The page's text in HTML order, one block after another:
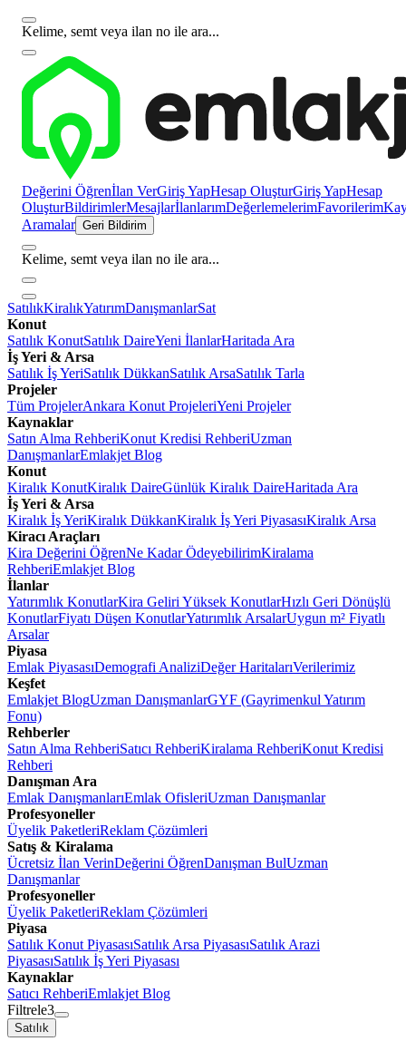
Kelime, semt veya ilan no ile ara...
Değerini Öğrenİlan VerGiriş YapHesap OluşturGiriş YapHesap
OluşturBildirimlerMesajlarİlanlarımDeğerlemelerimFavorilerim
Aramalar Geri Bildirim
Kelime, semt veya ilan no ile ara...
SatılıkKiralıkYatırımDanışmanlarSat
Konut
Satılık KonutSatılık DaireYeni İlanlarHaritada Ara
İş Yeri & Arsa
Satılık İş YeriSatılık DükkanSatılık ArsaSatılık Tarla
Projeler
Tüm ProjelerAnkara Konut ProjeleriYeni Projeler
Kaynaklar
Satın Alma RehberiKonut Kredisi RehberiUzman
DanışmanlarEmlakjet Blog
Konut
Kiralık KonutKiralık DaireGünlük Kiralık DaireHaritada Ara
İş Yeri & Arsa
Kiralık İş YeriKiralık DükkanKiralık İş Yeri PiyasasıKiralık Arsa
Kiracı Araçları
Kira Değerini ÖğrenNe Kadar ÖdeyebilirimKiralama
RehberiEmlakjet Blog
İlanlar
Yatırımlık KonutlarKira Geliri Yüksek KonutlarHızlı Geri Dönüşlü
KonutlarFiyatı Düşen KonutlarYatırımlık ArsalarUygun m² Fiyatlı
Arsalar
Piyasa
Emlak PiyasasıDemografi AnaliziDeğer HaritalarıVerilerimiz
Keşfet
Emlakjet BlogUzman DanışmanlarGYF (Gayrimenkul Yatırım
Fonu)
Rehberler
Satın Alma RehberiSatıcı RehberiKiralama RehberiKonut Kredisi
Rehberi
Danışman Ara
Emlak DanışmanlarıEmlak OfisleriUzman Danışmanlar
Profesyoneller
Üyelik PaketleriReklam Çözümleri
Satış & Kiralama
Ücretsiz İlan VerinDeğerini ÖğrenDanışman BulUzman
Danışmanlar
Profesyoneller
Üyelik PaketleriReklam Çözümleri
Piyasa
Satılık Konut PiyasasıSatılık Arsa PiyasasıSatılık Arazi
PiyasasıSatılık İş Yeri Piyasası
Kaynaklar
Satıcı RehberiEmlakjet Blog
Filtrele3
Satılık